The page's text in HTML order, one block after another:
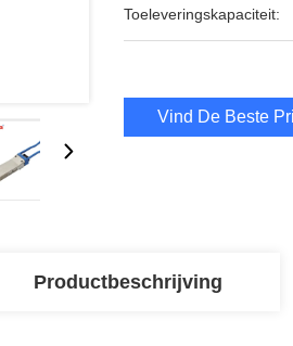
Toeleveringskapaciteit:
Vind De Beste
Productbeschrijving